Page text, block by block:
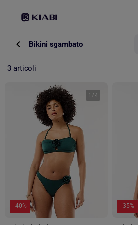
Bikini sgambato
3 articoli
1 /4
-40% -35%